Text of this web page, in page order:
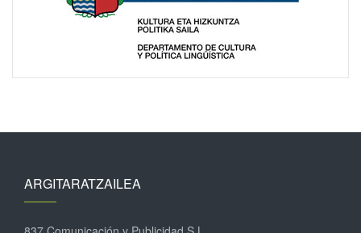
ARGITARATZAILEA